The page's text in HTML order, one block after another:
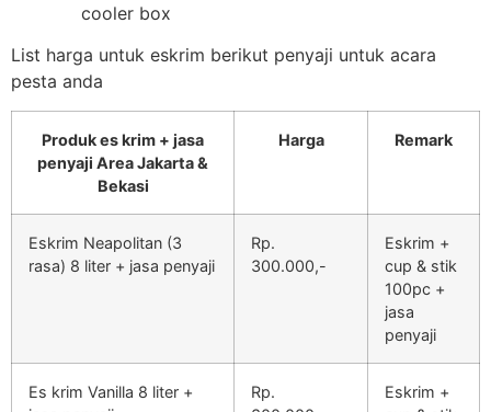
List harga untuk eskrim berikut penyaji untuk acara
pesta anda
Produk es krim + jasa
penyaji Area Jakarta &
Bekasi
Harga Remark
Eskrim Neapolitan (3
rasa) 8 liter + jasa penyaji
Rp.
300.000,-
Eskrim +
cup & stik
100pc +
jasa
penyaji
Es krim Vanilla 8 liter +
Rp.
Eskrim +